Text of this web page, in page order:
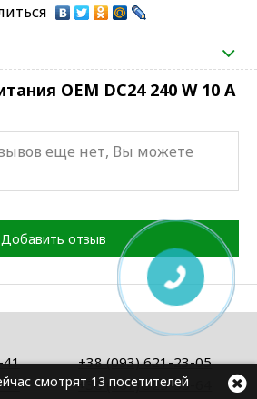
OEM DC24 240 W 10 A
еще нет, Вы можете
Добавить отзыв
41
+38 (093) 621-23-05
41
+38 (067) 325-55-64
смотрят 13 посетителей